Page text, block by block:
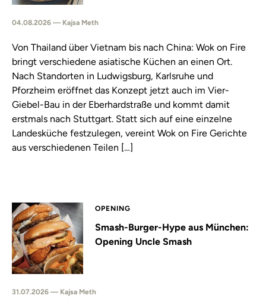
04.08.2026 — Kajsa Meth
Von Thailand über Vietnam bis nach China: Wok on Fire
bringt verschiedene asiatische Küchen an einen Ort.
Nach Standorten in Ludwigsburg, Karlsruhe und
Pforzheim eröffnet das Konzept jetzt auch im Vier-
Giebel-Bau in der Eberhardstraße und kommt damit
erstmals nach Stuttgart. Statt sich auf eine einzelne
Landesküche festzulegen, vereint Wok on Fire Gerichte
aus verschiedenen Teilen […]
OPENING
Smash-Burger-Hype aus München:
Opening Uncle Smash
31.07.2026 — Kajsa Meth